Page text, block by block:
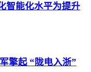
智能化水平为提升
擎起 “陇电入浙”